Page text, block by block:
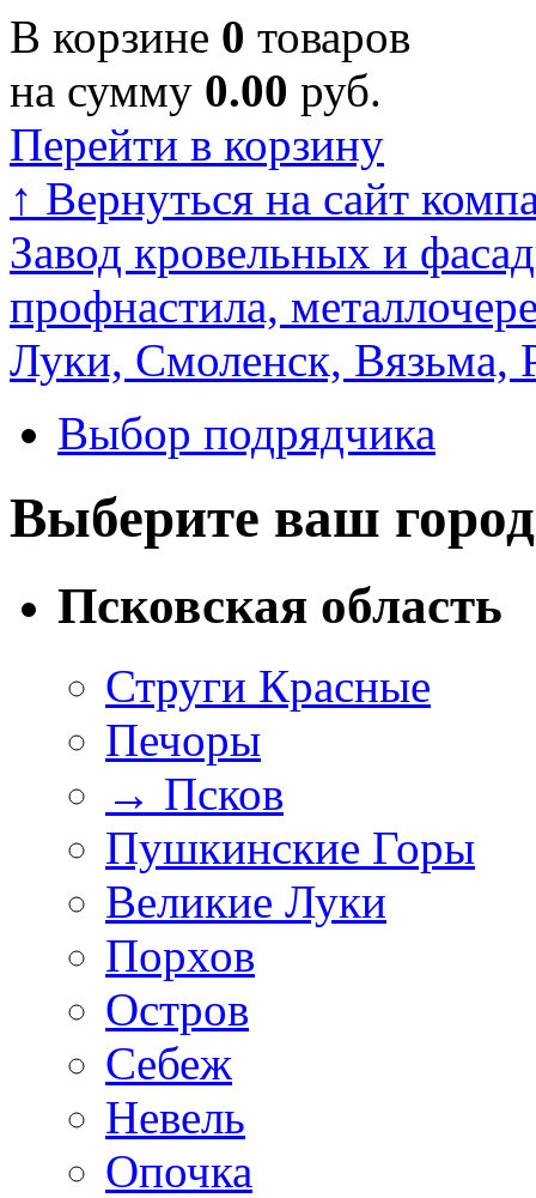
В корзине 0 товаров
на сумму 0.00 руб.
Перейти в корзину
↑ Вернуться на сайт
Завод кровельных и
профнастила,
Луки, Смоленск, Вязьма,
Выбор подрядчика
Выберите ваш город
Псковская область
Струги Красные
Печоры
→ Псков
Пушкинские Горы
Великие Луки
Порхов
Остров
Себеж
Невель
Опочка